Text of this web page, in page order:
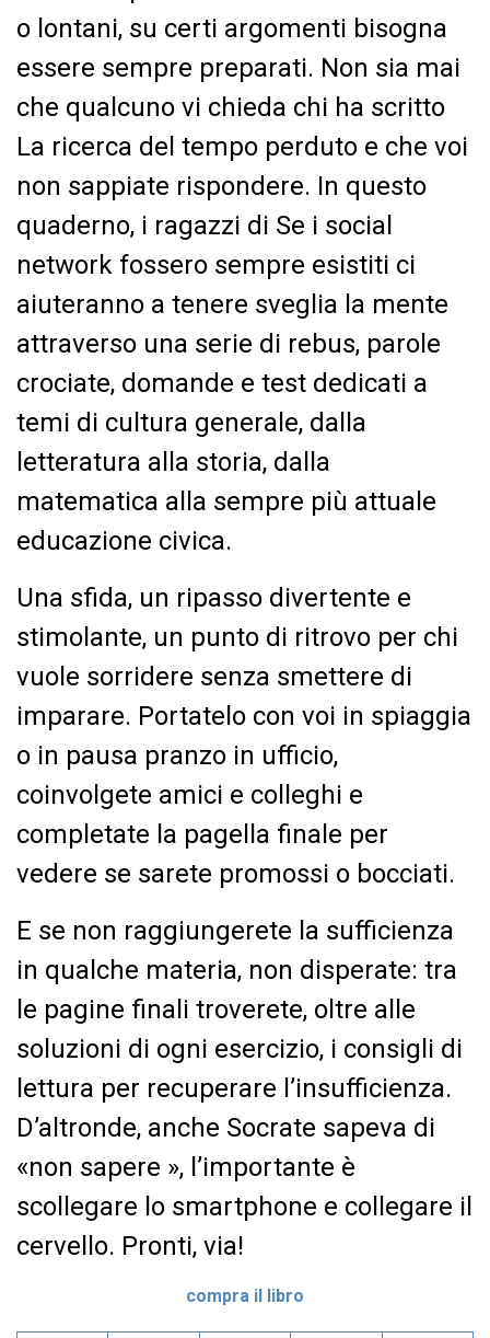
o lontani, su certi argomenti bisogna
essere sempre preparati. Non sia mai
che qualcuno vi chieda chi ha scritto
La ricerca del tempo perduto e che voi
non sappiate rispondere. In questo
quaderno, i ragazzi di Se i social
network fossero sempre esistiti ci
aiuteranno a tenere sveglia la mente
attraverso una serie di rebus, parole
crociate, domande e test dedicati a
temi di cultura generale, dalla
letteratura alla storia, dalla
matematica alla sempre più attuale
educazione civica.
Una sfida, un ripasso divertente e
stimolante, un punto di ritrovo per chi
vuole sorridere senza smettere di
imparare. Portatelo con voi in spiaggia
o in pausa pranzo in ufficio,
coinvolgete amici e colleghi e
completate la pagella finale per
vedere se sarete promossi o bocciati.
E se non raggiungerete la sufficienza
in qualche materia, non disperate: tra
le pagine finali troverete, oltre alle
soluzioni di ogni esercizio, i consigli di
lettura per recuperare l’insufficienza.
D’altronde, anche Socrate sapeva di
«non sapere », l’importante è
scollegare lo smartphone e collegare il
cervello. Pronti, via!
compra il libro